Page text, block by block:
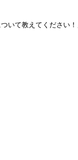
て教えてください！